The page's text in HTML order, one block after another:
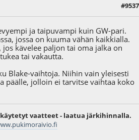
#9537
ja taipuvampi kuin GW-pari.
jossa on kuuma vähän kaikkialla.
jos kävelee paljon tai oma jalka on
tai vakautta.
Blake-vaihtoja. Niihin vain yleisesti
päälle, jolloin ei tarvitse vaihtaa koko
vaatteet - laatua järkihinnalla.